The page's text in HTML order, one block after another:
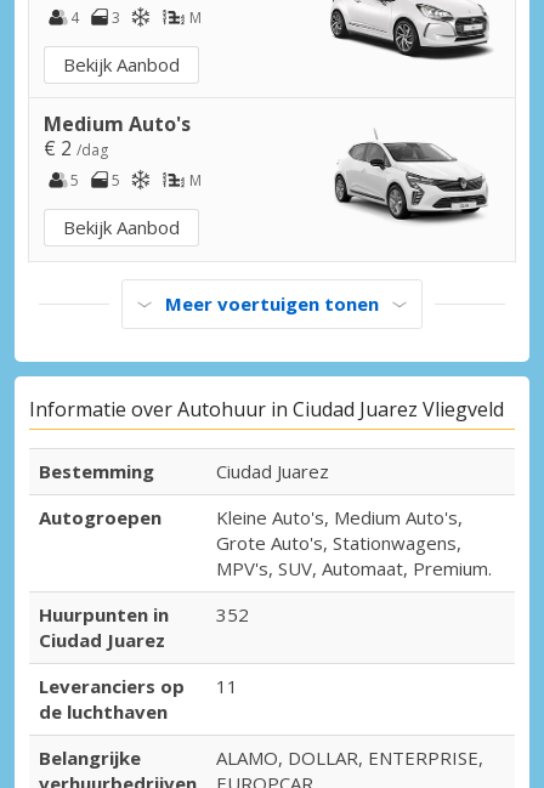
4
3 M
Bekijk Aanbod
Medium Auto's
€ 2 /dag
5
5 M
Bekijk Aanbod
Meer voertuigen tonen
Informatie over Autohuur in Ciudad Juarez Vliegveld
Bestemming
Ciudad Juarez
Autogroepen
Kleine Auto's, Medium Auto's,
Grote Auto's, Stationwagens,
MPV's, SUV, Automaat, Premium.
Huurpunten in
Ciudad Juarez
352
Leveranciers op
de luchthaven
11
Belangrijke
ALAMO, DOLLAR, ENTERPRISE,